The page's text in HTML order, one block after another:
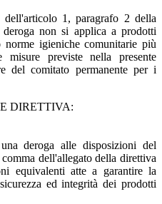
1, paragrafo 2 della
non si applica a prodotti
igieniche comunitarie più
misure previste nella presente
del comitato permanente per i
DIRETTIVA:
deroga alle disposizioni del
dell'allegato della direttiva
equivalenti atte a garantire la
ed integrità dei prodotti